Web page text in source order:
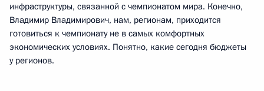
инфраструктуры, связанной с чемпионатом мира. Конечно,
Владимир Владимирович, нам, регионам, приходится
готовиться к чемпионату не в самых комфортных
экономических условиях. Понятно, какие сегодня бюджеты
у регионов.